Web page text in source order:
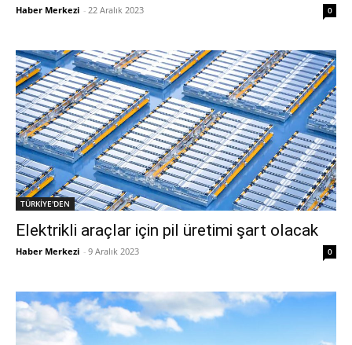
Haber Merkezi - 22 Aralık 2023 0
TÜRKİYE'DEN
Elektrikli araçlar için pil üretimi şart olacak
Haber Merkezi - 9 Aralık 2023 0